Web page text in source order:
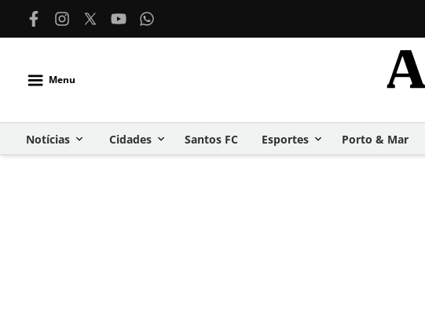
Menu
Notícias Cidades Santos FC Esportes Porto & Mar